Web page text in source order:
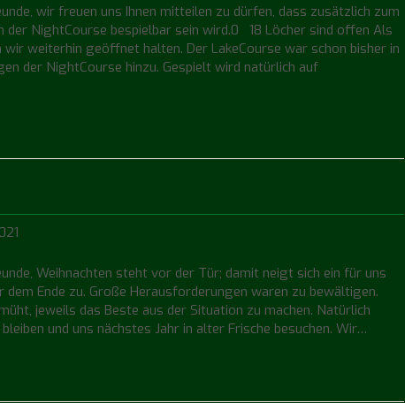
wir freuen uns Ihnen mitteilen zu dürfen, dass zusätzlich zum
der NightCourse bespielbar sein wird.0 18 Löcher sind offen Als
weiterhin geöffnet halten. Der LakeCourse war schon bisher in
der NightCourse hinzu. Gespielt wird natürlich auf
Weihnachten steht vor der Tür; damit neigt sich ein für uns
dem Ende zu. Große Herausforderungen waren zu bewältigen.
jeweils das Beste aus der Situation zu machen. Natürlich
und uns nächstes Jahr in alter Frische besuchen. Wir…